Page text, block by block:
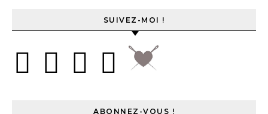
SUIVEZ-MOI !
ABONNEZ-VOUS !